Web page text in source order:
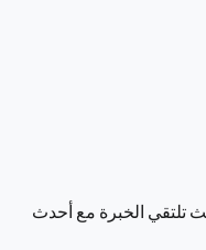
تلتقي الخبرة مع أحدث